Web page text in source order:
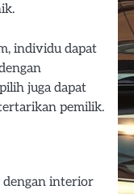
individu dapat
juga dapat
pemilik.
dengan interior